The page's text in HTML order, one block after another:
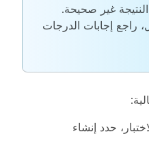
النتيجة غير صحيحة.
راجع إجابات الدرجات
حدد إنشاء